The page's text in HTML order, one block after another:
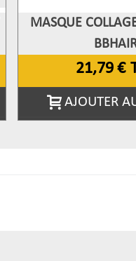
Afficher Plus
MASQUE
21,79 €
AJOUTER